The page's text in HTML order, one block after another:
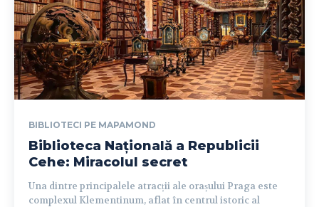
BIBLIOTECI PE MAPAMOND
Biblioteca Națională a Republicii
Cehe: Miracolul secret
Una dintre principalele atracții ale orașului Praga este
complexul Klementinum, aflat în centrul istoric al